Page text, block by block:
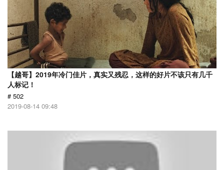
【越哥】2019年冷门佳片，真实又残忍，这样的好片不该只有几千
人标记！
# 502
2019-08-14 09:48